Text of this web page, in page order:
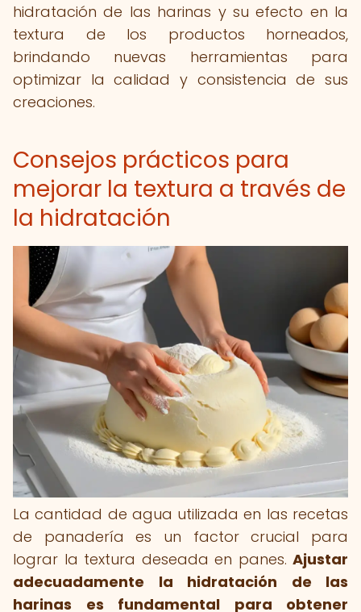
hidratación de las harinas y su efecto en la
textura de los productos horneados,
brindando nuevas herramientas para
optimizar la calidad y consistencia de sus
creaciones.
Consejos prácticos para
mejorar la textura a través de
la hidratación
La cantidad de agua utilizada en las recetas
de panadería es un factor crucial para
lograr la textura deseada en panes. Ajustar
adecuadamente la hidratación de las
harinas es fundamental para obtener